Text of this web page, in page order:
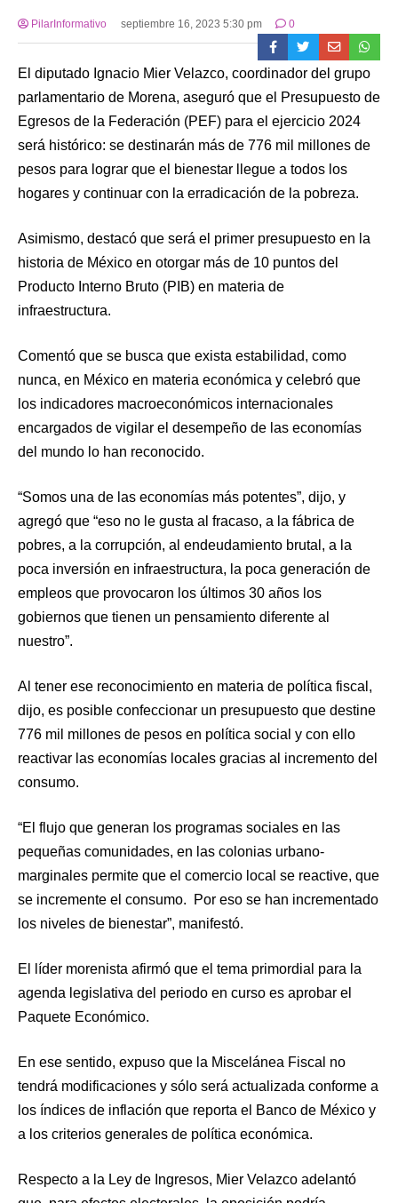
PilarInformativo septiembre 16, 2023 5:30 pm 0
El diputado Ignacio Mier Velazco, coordinador del grupo
parlamentario de Morena, aseguró que el Presupuesto de
Egresos de la Federación (PEF) para el ejercicio 2024
será histórico: se destinarán más de 776 mil millones de
pesos para lograr que el bienestar llegue a todos los
hogares y continuar con la erradicación de la pobreza.
Asimismo, destacó que será el primer presupuesto en la
historia de México en otorgar más de 10 puntos del
Producto Interno Bruto (PIB) en materia de
infraestructura.
Comentó que se busca que exista estabilidad, como
nunca, en México en materia económica y celebró que
los indicadores macroeconómicos internacionales
encargados de vigilar el desempeño de las economías
del mundo lo han reconocido.
“Somos una de las economías más potentes”, dijo, y
agregó que “eso no le gusta al fracaso, a la fábrica de
pobres, a la corrupción, al endeudamiento brutal, a la
poca inversión en infraestructura, la poca generación de
empleos que provocaron los últimos 30 años los
gobiernos que tienen un pensamiento diferente al
nuestro”.
Al tener ese reconocimiento en materia de política fiscal,
dijo, es posible confeccionar un presupuesto que destine
776 mil millones de pesos en política social y con ello
reactivar las economías locales gracias al incremento del
consumo.
“El flujo que generan los programas sociales en las
pequeñas comunidades, en las colonias urbano-
marginales permite que el comercio local se reactive, que
se incremente el consumo. Por eso se han incrementado
los niveles de bienestar”, manifestó.
El líder morenista afirmó que el tema primordial para la
agenda legislativa del periodo en curso es aprobar el
Paquete Económico.
En ese sentido, expuso que la Miscelánea Fiscal no
tendrá modificaciones y sólo será actualizada conforme a
los índices de inflación que reporta el Banco de México y
a los criterios generales de política económica.
Respecto a la Ley de Ingresos, Mier Velazco adelantó